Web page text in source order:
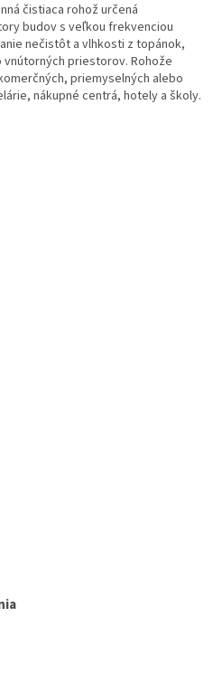
čistiaca rohož určená
budov s veľkou frekvenciou
nečistôt a vlhkosti z topánok,
vnútorných priestorov. Rohože
priemyselných alebo
nákupné centrá, hotely a školy.